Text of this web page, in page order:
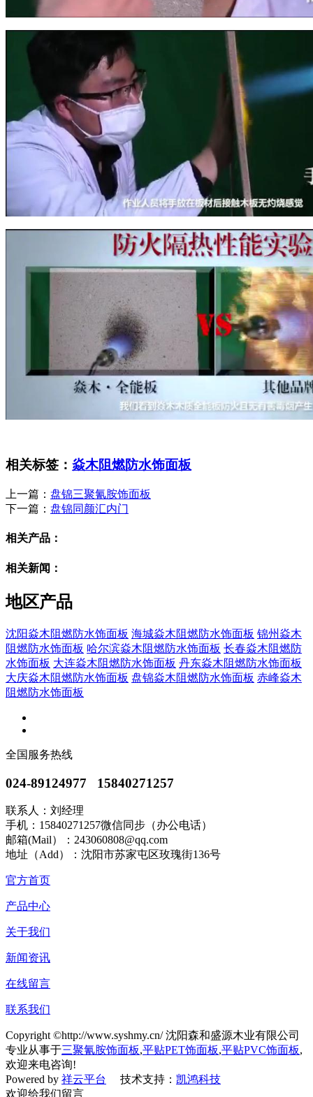
相关标签： 焱木阻燃防水饰面板
上一篇： 盘锦三聚氰胺饰面板
下一篇： 盘锦同颜汇内门
相关产品：
相关新闻：
地区产品
沈阳焱木阻燃防水饰面板 海城焱木阻燃防水饰面板 锦州焱木
阻燃防水饰面板 哈尔滨焱木阻燃防水饰面板 长春焱木阻燃防
水饰面板 大连焱木阻燃防水饰面板 丹东焱木阻燃防水饰面板
大庆焱木阻燃防水饰面板 盘锦焱木阻燃防水饰面板 赤峰焱木
阻燃防水饰面板
全国服务热线
024-89124977 15840271257
联系人：刘经理
手机：15840271257微信同步（办公电话）
邮箱(Mail）：243060808@qq.com
地址（Add）：沈阳市苏家屯区玫瑰街136号
官方首页
产品中心
关于我们
新闻资讯
在线留言
联系我们
Copyright ©http://www.syshmy.cn/ 沈阳森和盛源木业有限公司
专业从事于三聚氰胺饰面板,平贴PET饰面板,平贴PVC饰面板,
欢迎来电咨询!
Powered by 祥云平台 技术支持： 凯鸿科技
欢迎给我们留言